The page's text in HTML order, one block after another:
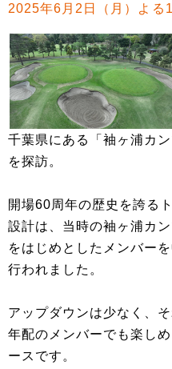
2025年6月2日（月）よる
千葉県にある「袖ヶ浦カ
を探訪。
開場60周年の歴史を誇る
設計は、当時の袖ヶ浦カ
をはじめとしたメンバー
行われました。
アップダウンは少なく、
年配のメンバーでも楽し
ースです。